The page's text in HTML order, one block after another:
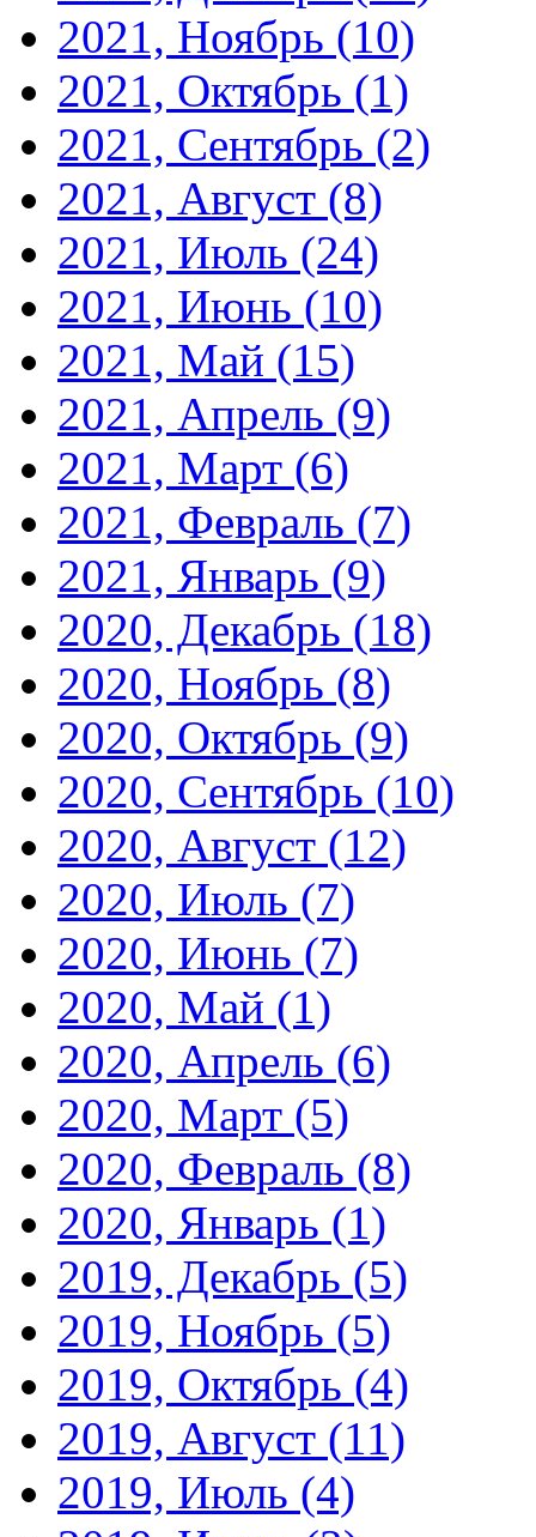
2021, Ноябрь (10)
2021, Октябрь (1)
2021, Сентябрь (2)
2021, Август (8)
2021, Июль (24)
2021, Июнь (10)
2021, Май (15)
2021, Апрель (9)
2021, Март (6)
2021, Февраль (7)
2021, Январь (9)
2020, Декабрь (18)
2020, Ноябрь (8)
2020, Октябрь (9)
2020, Сентябрь (10)
2020, Август (12)
2020, Июль (7)
2020, Июнь (7)
2020, Май (1)
2020, Апрель (6)
2020, Март (5)
2020, Февраль (8)
2020, Январь (1)
2019, Декабрь (5)
2019, Ноябрь (5)
2019, Октябрь (4)
2019, Август (11)
2019, Июль (4)